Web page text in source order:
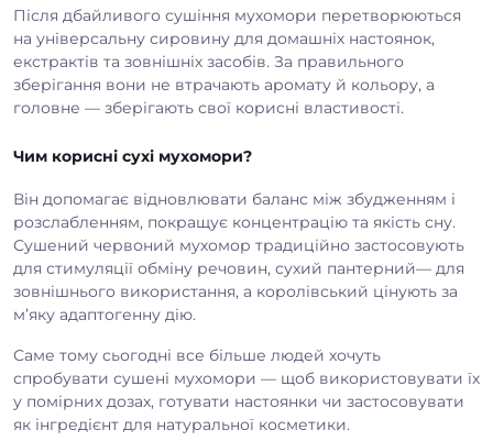
Після дбайливого сушіння мухомори перетворюються
на універсальну сировину для домашніх настоянок,
екстрактів та зовнішніх засобів. За правильного
зберігання вони не втрачають аромату й кольору, а
головне — зберігають свої корисні властивості.
Чим корисні сухі мухомори?
Він допомагає відновлювати баланс між збудженням і
розслабленням, покращує концентрацію та якість сну.
Сушений червоний мухомор традиційно застосовують
для стимуляції обміну речовин, сухий пантерний— для
зовнішнього використання, а королівський цінують за
м’яку адаптогенну дію.
Саме тому сьогодні все більше людей хочуть
спробувати сушені мухомори — щоб використовувати їх
у помірних дозах, готувати настоянки чи застосовувати
як інгредієнт для натуральної косметики.